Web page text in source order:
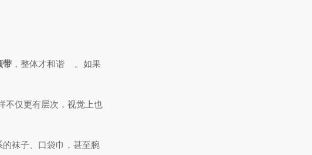
带 ，整体才和谐
。如果
不仅更有层次，视觉上也
袜子、口袋巾，甚至腕